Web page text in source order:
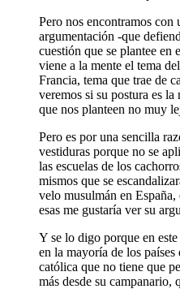
Pero nos encontramos con
argumentación -que
cuestión que se plantee en
viene a la mente el tema
Francia, tema que trae de
veremos si su postura es la
que nos planteen no muy
Pero es por una sencilla
vestiduras porque no se
las escuelas de los
mismos que se
velo musulmán en España,
esas me gustaría ver su
Y se lo digo porque en
en la mayoría de los
católica que no tiene que
más desde su campanario,